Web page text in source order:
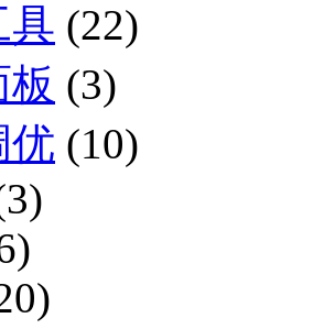
具 (22)
(3)
优 (10)